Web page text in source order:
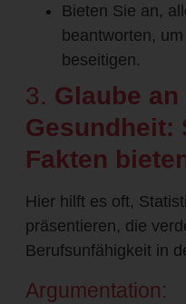
Bieten Sie an,
beantworten,
beseitigen.
3. Glaube
Gesundheit:
Fakten
Hier hilft es oft,
präsentieren, die
Berufsunfähigkeit in
Argumentation: